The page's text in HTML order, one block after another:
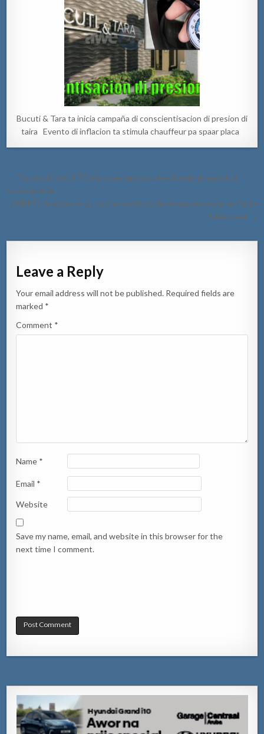
Bucuti & Tara ta inicia campaña di conscientisacion di presion di
taira Evento di inflacion ta stimula chauffeur pa spaar placa
Post
navigation
← Turista di mas di 70 aña a cay kap su cabes banda di e post di
Strandpolitie
[VIDEO] Accidente cu mucha herida pa falta di preferencia na De La
Sallestraat →
Leave a Reply
Your email address will not be published. Required fields are
marked *
Comment *
Name *
Email *
Website
Save my name, email, and website in this browser for the
next time I comment.